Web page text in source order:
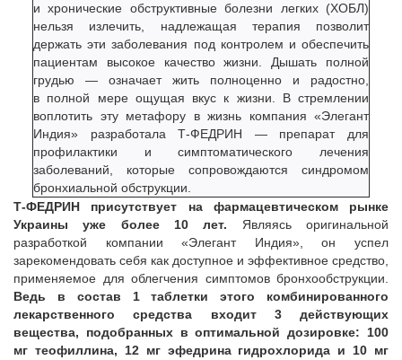
и хронические обструктивные болезни легких (ХОБЛ)
нельзя излечить, надлежащая терапия позволит
держать эти заболевания под контролем и обеспечить
пациентам высокое качество жизни. Дышать полной
грудью — означает жить полноценно и радостно,
в полной мере ощущая вкус к жизни. В стремлении
воплотить эту метафору в жизнь компания «Элегант
Индия» разработала Т-ФЕДРИН — препарат для
профилактики и симптоматического лечения
заболеваний, которые сопровождаются синдромом
бронхиальной обструкции.
Т-ФЕДРИН присутствует на фармацевтическом рынке
Украины уже более 10 лет. Являясь оригинальной
разработкой компании «Элегант Индия», он успел
зарекомендовать себя как доступное и эффективное средство,
применяемое для облегчения симптомов бронхообструкции.
Ведь в состав 1 таблетки этого комбинированного
лекарственного средства входит 3 действующих
вещества, подобранных в оптимальной дозировке: 100
мг теофиллина, 12 мг эфедрина гидрохлорида и 10 мг